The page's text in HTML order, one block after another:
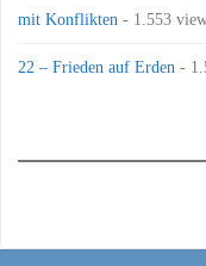
mit Konflikten - 1.553
22 – Frieden auf Erden -